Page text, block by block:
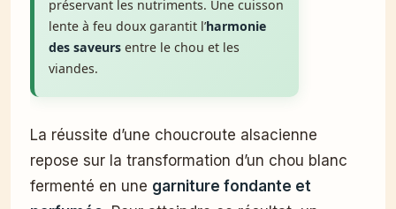
préservant les nutriments. Une cuisson
lente à feu doux garantit l’harmonie
des saveurs entre le chou et les
viandes.
La réussite d’une choucroute alsacienne
repose sur la transformation d’un chou blanc
fermenté en une garniture fondante et